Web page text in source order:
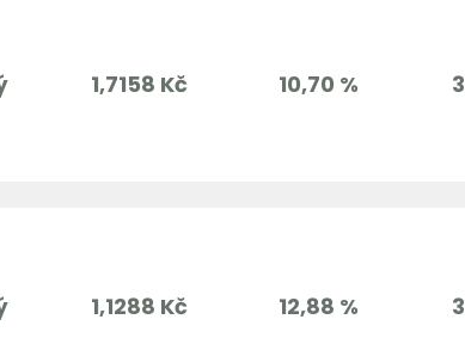
1,7158 Kč 10,70 % 3
1,1288 Kč 12,88 % 3